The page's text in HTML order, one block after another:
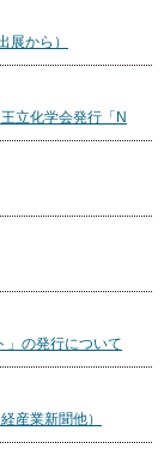
展から）
立化学会発行「N
」の発行について
産業新聞他）